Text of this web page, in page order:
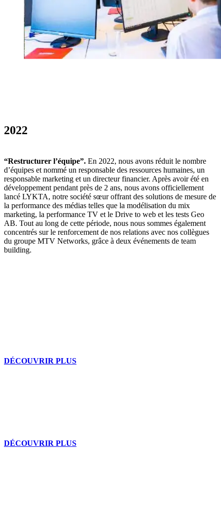
2022
“Restructurer l’équipe”. En 2022, nous avons réduit le nombre
d’équipes et nommé un responsable des ressources humaines, un
responsable marketing et un directeur financier. Après avoir été en
développement pendant près de 2 ans, nous avons officiellement
lancé LYKTA, notre société sœur offrant des solutions de mesure de
la performance des médias telles que la modélisation du mix
marketing, la performance TV et le Drive to web et les tests Geo
AB. Tout au long de cette période, nous nous sommes également
concentrés sur le renforcement de nos relations avec nos collègues
du groupe MTV Networks, grâce à deux événements de team
building.
DÉCOUVRIR PLUS
DÉCOUVRIR PLUS